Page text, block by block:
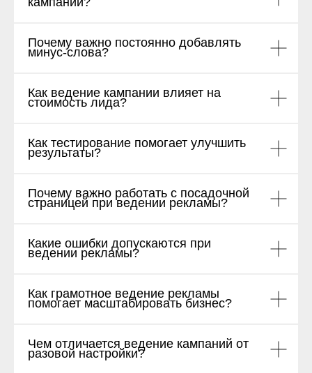
Почему важно постоянно добавлять
минус-слова?
Как ведение кампании влияет на
стоимость лида?
Как тестирование помогает улучшить
результаты?
Почему важно работать с посадочной
страницей при ведении рекламы?
Какие ошибки допускаются при
ведении рекламы?
Как грамотное ведение рекламы
помогает масштабировать бизнес?
Чем отличается ведение кампаний от
разовой настройки?